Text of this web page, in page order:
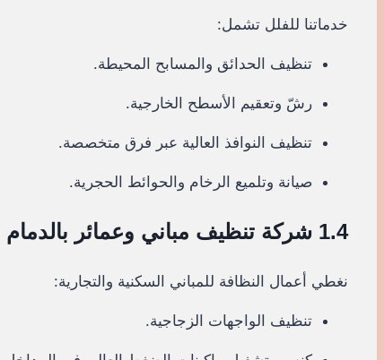
خدماتنا للفلل تشمل:
تنظيف الحدائق والمسابح المحيطة.
رشّ وتعقيم الأسطح الخارجية.
تنظيف النوافذ العالية عبر فرق متخصصة.
صيانة وتلميع الرخام والحوائط الحجرية.
1.4 شركة تنظيف مباني وعمائر بالدمام خصم 30%
نغطي أعمال النظافة للمباني السكنية والتجارية:
تنظيف الواجهات الزجاجية.